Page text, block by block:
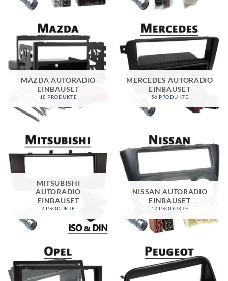
MAZDA AUTORADIO
EINBAUSET
18 PRODUKTE
MERCEDES AUTORADIO
EINBAUSET
56 PRODUKTE
MITSUBISHI
AUTORADIO
EINBAUSET
2 PRODUKTE
NISSAN AUTORADIO
EINBAUSET
12 PRODUKTE